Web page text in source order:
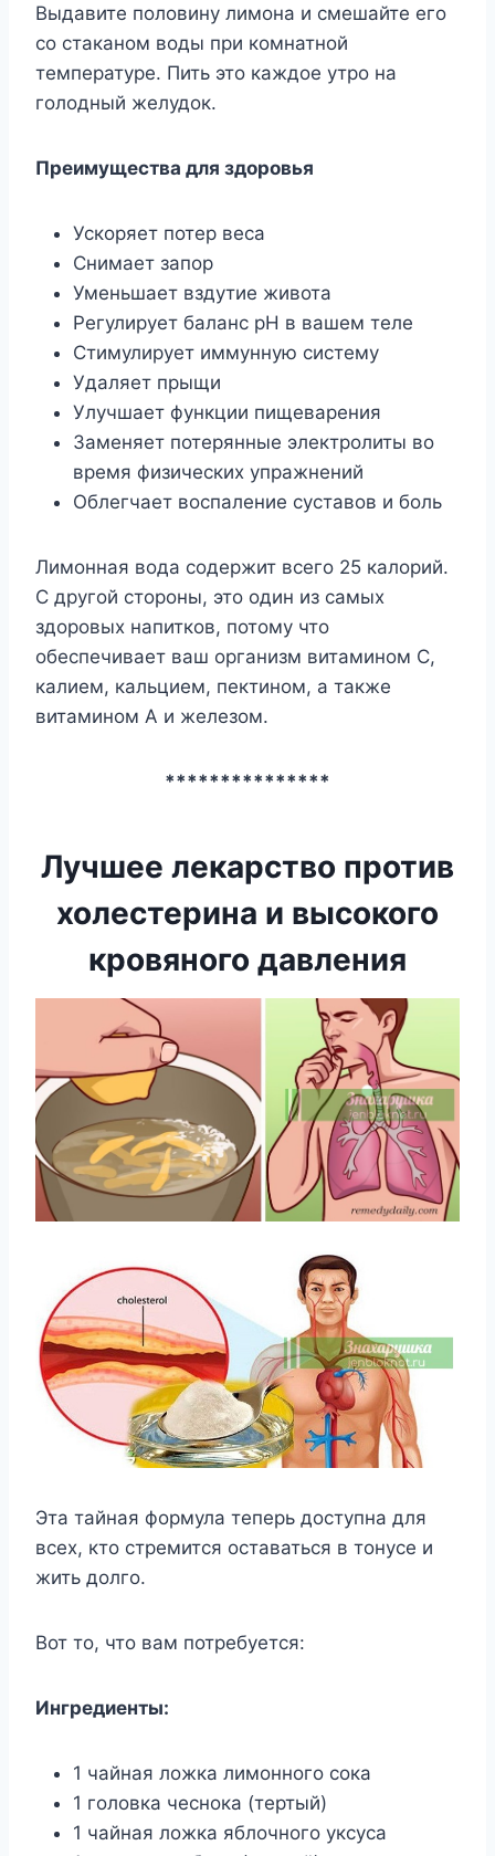
Выдавите половину лимона и смешайте его
со стаканом воды при комнатной
температуре. Пить это каждое утро на
голодный желудок.
Преимущества для здоровья
Ускоряет потер веса
Снимает запор
Уменьшает вздутие живота
Регулирует баланс рН в вашем теле
Стимулирует иммунную систему
Удаляет прыщи
Улучшает функции пищеварения
Заменяет потерянные электролиты во
время физических упражнений
Облегчает воспаление суставов и боль
Лимонная вода содержит всего 25 калорий.
С другой стороны, это один из самых
здоровых напитков, потому что
обеспечивает ваш организм витамином С,
калием, кальцием, пектином, а также
витамином А и железом.
***************
Лучшее лекарство против
холестерина и высокого
кровяного давления
Эта тайная формула теперь доступна для
всех, кто стремится оставаться в тонусе и
жить долго.
Вот то, что вам потребуется:
Ингредиенты:
1 чайная ложка лимонного сока
1 головка чеснока (тертый)
1 чайная ложка яблочного уксуса